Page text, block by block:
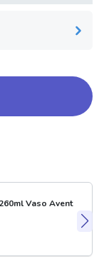
Vaso Avent